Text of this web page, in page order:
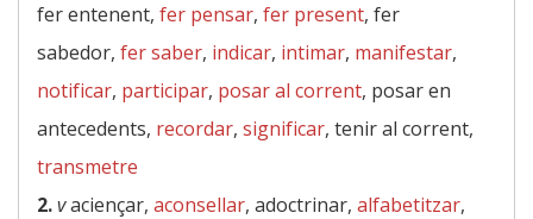
fer entenent, fer pensar, fer present, fer
sabedor, fer saber, indicar, intimar, manifestar,
notificar, participar, posar al corrent, posar en
antecedents, recordar, significar, tenir al corrent,
transmetre
2.vaciençar, aconsellar, adoctrinar, alfabetitzar,